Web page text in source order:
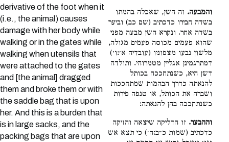
derivative of the foot when it
(i.e., the animal) causes
damage with her body while
walking or in the gates while
walking when utensils that
were attached to the gates
and [the animal] dragged
them and broke them or with
the saddle bag that is upon
her. And this is a burden that
is in large sacks, and the
packing bags that are upon
והמבעה. זה השן, שאכלה בהמתו
בשדה חבירו כדכתיב (שם כב) וביער
בשדה אחר. ונקרא השן מבעה מפני
שהוא פעמים מכוסה פעמים מגולה,
מלשון נבעו מצפוניו (עובדיה א׳:ו׳)
דמתרגמינן אגליין מטמרוהי. ותולדה
דשן היא, כשנתחככה בכותל
להנאתה כדרך הבהמות שמתחככות
ושברה את הכותל, או טנפה פירות
כשנתחככה בהן להנאתה:
וההבער. זו הדליקה שיצאה והזיקה
כדכתיב (שמות כ״ב:ה׳) כי תצא אש